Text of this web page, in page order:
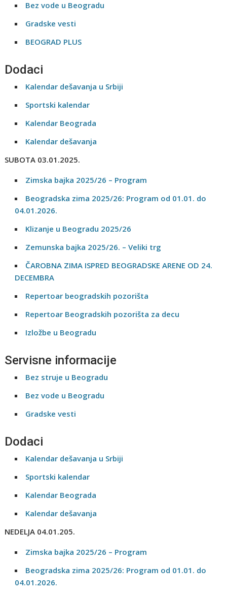
Bez vode u Beogradu
Gradske vesti
BEOGRAD PLUS
Dodaci
Kalendar dešavanja u Srbiji
Sportski kalendar
Kalendar Beograda
Kalendar dešavanja
SUBOTA 03.01.2025.
Zimska bajka 2025/26 – Program
Beogradska zima 2025/26: Program od 01.01. do
04.01.2026.
Klizanje u Beogradu 2025/26
Zemunska bajka 2025/26. – Veliki trg
ČAROBNA ZIMA ISPRED BEOGRADSKE ARENE OD 24.
DECEMBRA
Repertoar beogradskih pozorišta
Repertoar Beogradskih pozorišta za decu
Izložbe u Beogradu
Servisne informacije
Bez struje u Beogradu
Bez vode u Beogradu
Gradske vesti
Dodaci
Kalendar dešavanja u Srbiji
Sportski kalendar
Kalendar Beograda
Kalendar dešavanja
NEDELJA 04.01.205.
Zimska bajka 2025/26 – Program
Beogradska zima 2025/26: Program od 01.01. do
04.01.2026.